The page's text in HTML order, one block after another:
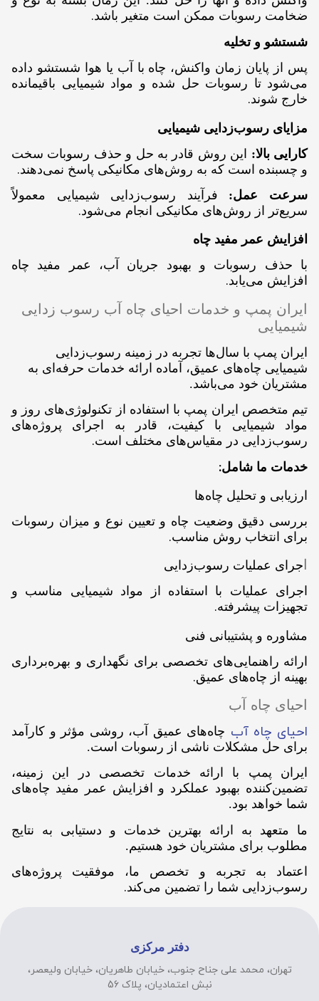
ضخامت رسوبات ممکن است متغیر باشد.
شستشو و تخلیه
پس از پایان زمان واکنش، چاه با آب یا هوا شستشو داده
می‌شود تا رسوبات حل شده و مواد شیمیایی باقیمانده
خارج شوند.
مزایای رسوب‌زدایی شیمیایی
کارایی بالا: این روش قادر به حل و حذف رسوبات سخت
و چسبنده است که به روش‌های مکانیکی پاسخ نمی‌دهند.
سرعت عمل: فرآیند رسوب‌زدایی شیمیایی معمولاً
سریع‌تر از روش‌های مکانیکی انجام می‌شود.
افزایش عمر مفید چاه
با حذف رسوبات و بهبود جریان آب، عمر مفید چاه
افزایش می‌یابد.
ایران پمپ و خدمات احیای چاه آب رسوب زدایی
شیمیایی
ایران پمپ با سال‌ها تجربه در زمینه رسوب‌زدایی
شیمیایی چاه‌های عمیق، آماده ارائه خدمات حرفه‌ای به
مشتریان خود می‌باشد.
تیم متخصص ایران پمپ با استفاده از تکنولوژی‌های روز و
مواد شیمیایی با کیفیت، قادر به اجرای پروژه‌های
رسوب‌زدایی در مقیاس‌های مختلف است.
خدمات ما شامل:
ارزیابی و تحلیل چاه‌ها
بررسی دقیق وضعیت چاه و تعیین نوع و میزان رسوبات
برای انتخاب روش مناسب.
جرای عملیات رسوب‌زدایی
اجرای عملیات با استفاده از مواد شیمیایی مناسب و
تجهیزات پیشرفته.
مشاوره و پشتیبانی فنی
ارائه راهنمایی‌های تخصصی برای نگهداری و بهره‌برداری
بهینه از چاه‌های عمیق.
احیای چاه آب
احیای چاه آب چاه‌های عمیق آب، روشی مؤثر و کارآمد
برای حل مشکلات ناشی از رسوبات است.
ایران پمپ با ارائه خدمات تخصصی در این زمینه،
تضمین‌کننده بهبود عملکرد و افزایش عمر مفید چاه‌های
شما خواهد بود.
ما متعهد به ارائه بهترین خدمات و دستیابی به نتایج
مطلوب برای مشتریان خود هستیم.
اعتماد به تجربه و تخصص ما، موفقیت پروژه‌های
رسوب‌زدایی شما را تضمین می‌کند.
دفتر مرکزی
تهران، محمد علی جناح جنوب، خیابان طاهریان، خیابان ولیعصر،
نبش اعتمادیان، پلاک 56